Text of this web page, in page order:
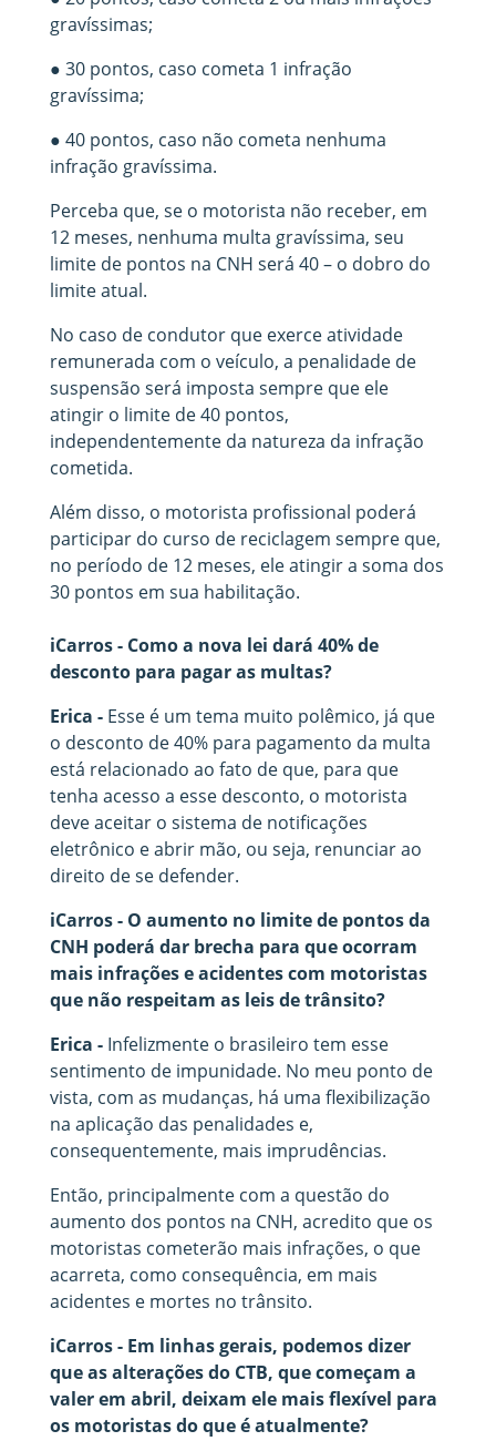
gravíssimas;
● 30 pontos, caso cometa 1 infração
gravíssima;
● 40 pontos, caso não cometa nenhuma
infração gravíssima.
Perceba que, se o motorista não receber, em
12 meses, nenhuma multa gravíssima, seu
limite de pontos na CNH será 40 – o dobro do
limite atual.
No caso de condutor que exerce atividade
remunerada com o veículo, a penalidade de
suspensão será imposta sempre que ele
atingir o limite de 40 pontos,
independentemente da natureza da infração
cometida.
Além disso, o motorista profissional poderá
participar do curso de reciclagem sempre que,
no período de 12 meses, ele atingir a soma dos
30 pontos em sua habilitação.
iCarros - Como a nova lei dará 40% de
desconto para pagar as multas?
Erica -Esse é um tema muito polêmico, já que
o desconto de 40% para pagamento da multa
está relacionado ao fato de que, para que
tenha acesso a esse desconto, o motorista
deve aceitar o sistema de notificações
eletrônico e abrir mão, ou seja, renunciar ao
direito de se defender.
iCarros - O aumento no limite de pontos da
CNH poderá dar brecha para que ocorram
mais infrações e acidentes com motoristas
que não respeitam as leis de trânsito?
Erica -Infelizmente o brasileiro tem esse
sentimento de impunidade. No meu ponto de
vista, com as mudanças, há uma flexibilização
na aplicação das penalidades e,
consequentemente, mais imprudências.
Então, principalmente com a questão do
aumento dos pontos na CNH, acredito que os
motoristas cometerão mais infrações, o que
acarreta, como consequência, em mais
acidentes e mortes no trânsito.
iCarros - Em linhas gerais, podemos dizer
que as alterações do CTB, que começam a
valer em abril, deixam ele mais flexível para
os motoristas do que é atualmente?